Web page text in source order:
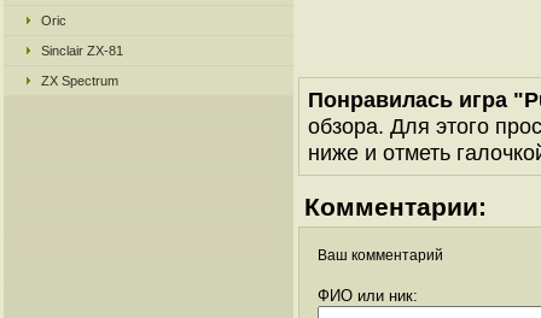
Oric
Sinclair ZX-81
ZX Spectrum
Понравилась игра
обзора. Для этого
ниже и отметь
Комментарии:
Ваш комментарий
ФИО или ник: